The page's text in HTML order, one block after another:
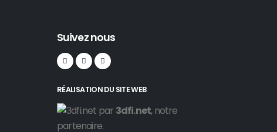
Suivez nous
RÉALISATION DU SITE WEB
par 3dfi.net, notre
partenaire.